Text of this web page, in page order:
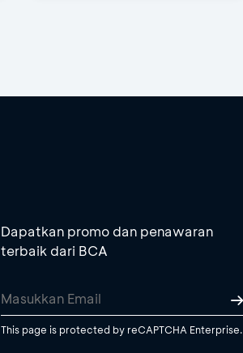
Dapatkan promo dan penawaran
terbaik dari BCA
This page is protected by reCAPTCHA Enterprise.